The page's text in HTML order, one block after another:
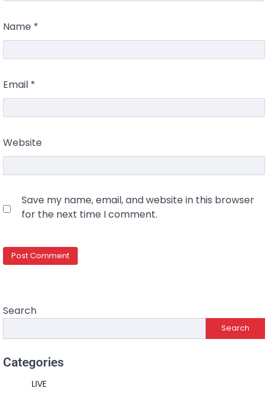
Name *
Email *
Website
Save my name, email, and website in this browser
for the next time I comment.
Search
Search
Categories
LIVE